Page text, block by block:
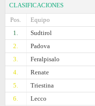
CLASIFICACIONES
Pos.
Equipo
1.
Sudtirol
2.
Padova
3.
Feralpisalo
4.
Renate
5.
Triestina
6.
Lecco